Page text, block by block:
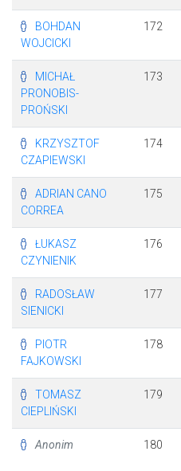
BOHDAN
WOJCICKI
172
MICHAŁ
PRONOBIS-
PROŃSKI
173
KRZYSZTOF
CZAPIEWSKI
174
ADRIAN CANO
CORREA
175
ŁUKASZ
CZYNIENIK
176
RADOSŁAW
SIENICKI
177
PIOTR
FAJKOWSKI
178
TOMASZ
CIEPLIŃSKI
179
Anonim 180